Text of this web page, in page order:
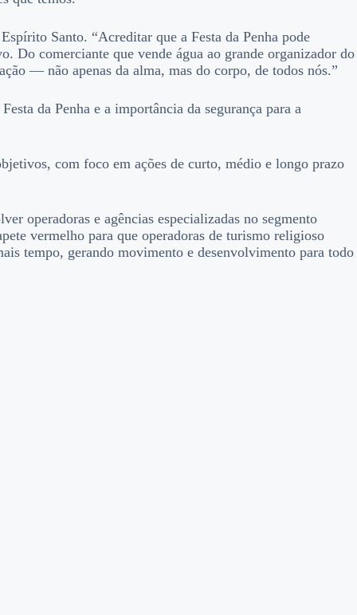
Santo. “Acreditar que a Festa da Penha pode
Do comerciante que vende água ao grande organizador do
— não apenas da alma, mas do corpo, de todos nós.”
da Penha e a importância da segurança para a
com foco em ações de curto, médio e longo prazo
operadoras e agências especializadas no segmento
vermelho para que operadoras de turismo religioso
tempo, gerando movimento e desenvolvimento para todo